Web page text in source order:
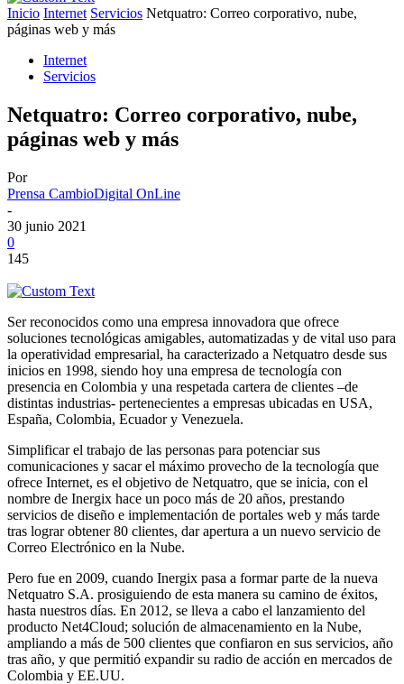
Inicio Internet Servicios Netquatro: Correo corporativo, nube,
páginas web y más
Internet
Servicios
Netquatro: Correo corporativo, nube,
páginas web y más
Por
Prensa CambioDigital OnLine
-
30 junio 2021
0
145
Ser reconocidos como una empresa innovadora que ofrece
soluciones tecnológicas amigables, automatizadas y de vital uso para
la operatividad empresarial, ha caracterizado a Netquatro desde sus
inicios en 1998, siendo hoy una empresa de tecnología con
presencia en Colombia y una respetada cartera de clientes –de
distintas industrias- pertenecientes a empresas ubicadas en USA,
España, Colombia, Ecuador y Venezuela.
Simplificar el trabajo de las personas para potenciar sus
comunicaciones y sacar el máximo provecho de la tecnología que
ofrece Internet, es el objetivo de Netquatro, que se inicia, con el
nombre de Inergix hace un poco más de 20 años, prestando
servicios de diseño e implementación de portales web y más tarde
tras lograr obtener 80 clientes, dar apertura a un nuevo servicio de
Correo Electrónico en la Nube.
Pero fue en 2009, cuando Inergix pasa a formar parte de la nueva
Netquatro S.A. prosiguiendo de esta manera su camino de éxitos,
hasta nuestros días. En 2012, se lleva a cabo el lanzamiento del
producto Net4Cloud; solución de almacenamiento en la Nube,
ampliando a más de 500 clientes que confiaron en sus servicios, año
tras año, y que permitió expandir su radio de acción en mercados de
Colombia y EE.UU.